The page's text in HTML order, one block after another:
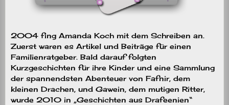
2004 fing Amanda Koch mit dem Schreiben an.
Zuerst waren es Artikel und Beiträge für einen
Familienratgeber. Bald darauf folgten
Kurzgeschichten für ihre Kinder und eine Sammlung
der spannendsten Abenteuer von Fafnir, dem
kleinen Drachen, und Gawein, dem mutigen Ritter,
wurde 2010 in „Geschichten aus Drafeenien“